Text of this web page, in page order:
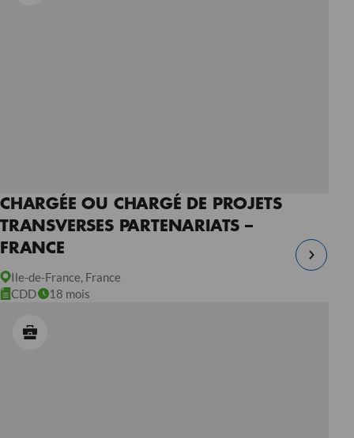
CHARGÉE OU CHARGÉ DE PROJETS
TRANSVERSES PARTENARIATS –
FRANCE
Ile-de-France, France
CDD
18 mois